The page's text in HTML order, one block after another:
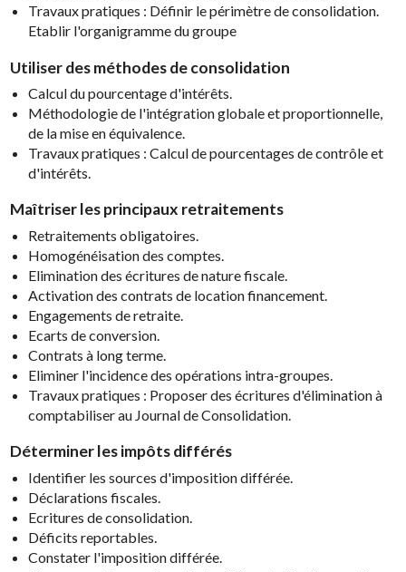
Travaux pratiques : Définir le périmètre de consolidation.
Etablir l'organigramme du groupe
Utiliser des méthodes de consolidation
Calcul du pourcentage d'intérêts.
Méthodologie de l'intégration globale et proportionnelle,
de la mise en équivalence.
Travaux pratiques : Calcul de pourcentages de contrôle et
d'intérêts.
Maîtriser les principaux retraitements
Retraitements obligatoires.
Homogénéisation des comptes.
Elimination des écritures de nature fiscale.
Activation des contrats de location financement.
Engagements de retraite.
Ecarts de conversion.
Contrats à long terme.
Eliminer l'incidence des opérations intra-groupes.
Travaux pratiques : Proposer des écritures d'élimination à
comptabiliser au Journal de Consolidation.
Déterminer les impôts différés
Identifier les sources d'imposition différée.
Déclarations fiscales.
Ecritures de consolidation.
Déficits reportables.
Constater l'imposition différée.